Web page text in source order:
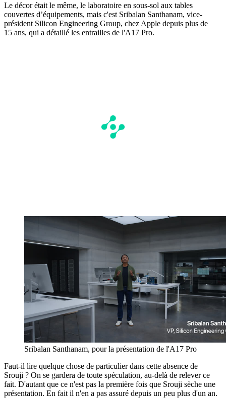
Le décor était le même, le laboratoire en sous-sol aux tables
couvertes d’équipements, mais c'est Sribalan Santhanam, vice-
président Silicon Engineering Group, chez Apple depuis plus de
15 ans, qui a détaillé les entrailles de l'A17 Pro.
Sribalan Santhanam, pour la présentation de l'A17 Pro
Faut-il lire quelque chose de particulier dans cette absence de
Srouji ? On se gardera de toute spéculation, au-delà de relever ce
fait. D'autant que ce n'est pas la première fois que Srouji sèche une
présentation. En fait il n'en a pas assuré depuis un peu plus d'un an.